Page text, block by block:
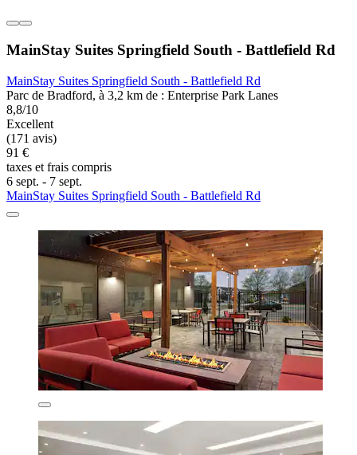
MainStay Suites Springfield South - Battlefield Rd
MainStay Suites Springfield South - Battlefield Rd
Parc de Bradford, à 3,2 km de : Enterprise Park Lanes
8,8/10
Excellent
(171 avis)
91 €
taxes et frais compris
6 sept. - 7 sept.
MainStay Suites Springfield South - Battlefield Rd